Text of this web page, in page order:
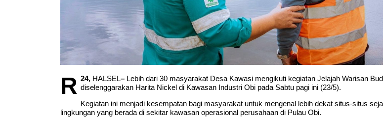
R 24, HALSEL– Lebih dari 30 masyarakat Desa Kawasi mengikuti kegiatan Jelajah Warisan
diselenggarakan Harita Nickel di Kawasan Industri Obi pada Sabtu pagi ini (23/5).
Kegiatan ini menjadi kesempatan bagi masyarakat untuk mengenal lebih dekat situs-situs
lingkungan yang berada di sekitar kawasan operasional perusahaan di Pulau Obi.